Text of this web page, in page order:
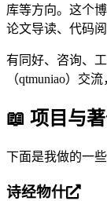
库等方向。这个
论文导读、代码
有同好、咨询、
（qtmuniao）交
📖 项目与
下面是我做的一
诗经物什